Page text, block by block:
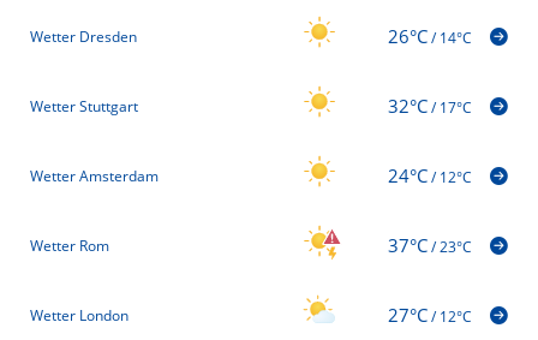
Wetter Dresden 26°C/14°C
Wetter Stuttgart 32°C/17°C
Wetter Amsterdam 24°C/12°C
Wetter Rom 37°C/23°C
Wetter London 27°C/12°C